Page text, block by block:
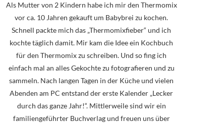
Als Mutter von 2 Kindern habe ich mir den Thermomix
vor ca. 10 Jahren gekauft um Babybrei zu kochen.
Schnell packte mich das „Thermomixfieber“ und ich
kochte täglich damit. Mir kam die Idee ein Kochbuch
für den Thermomix zu schreiben. Und so fing ich
einfach mal an alles Gekochte zu fotografieren und zu
sammeln. Nach langen Tagen in der Küche und vielen
Abenden am PC entstand der erste Kalender „Lecker
durch das ganze Jahr!“. Mittlerweile sind wir ein
familiengeführter Buchverlag und freuen uns über